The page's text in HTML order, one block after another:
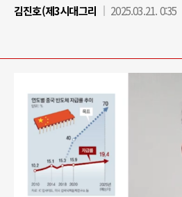
김진호(제3시대그리
2025.03.21. 0:35